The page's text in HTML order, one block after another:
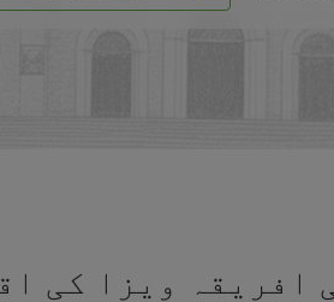
افریقہ ویزا کی